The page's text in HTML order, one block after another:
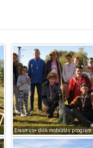
Erasmus+ diák mobilitás